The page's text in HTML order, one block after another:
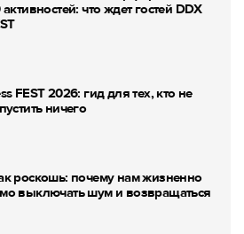
что ждет гостей DDX
FEST 2026: гид для тех, кто не
ничего
роскошь: почему нам жизненно
выключать шум и возвращаться